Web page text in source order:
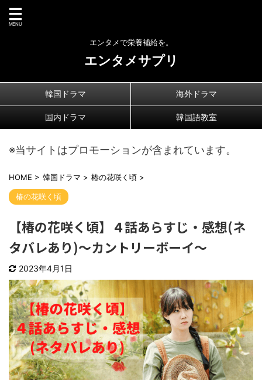
エンタメで栄養補給を。
エンタメサプリ
韓国ドラマ 海外ドラマ
国内ドラマ 韓国語教室
※当サイトはプロモーションが含まれています。
HOME > 韓国ドラマ > 椿の花咲く頃 >
椿の花咲く頃
【椿の花咲く頃】４話あらすじ・感想(ネ
タバレあり)〜カントリーボーイ〜
2023年4月1日